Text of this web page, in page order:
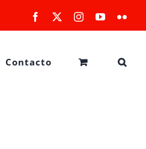
Facebook InstagramYouTube
Contacto